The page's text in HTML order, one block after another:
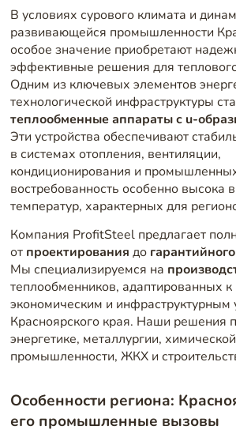
В условиях сурового климата и
развивающейся промышленности
особое значение приобретают
эффективные решения для
Одним из ключевых элементов
технологической инфраструктуры
теплообменные аппараты с u-
Эти устройства обеспечивают
в системах отопления, вентиляции,
кондиционирования и
востребованность особенно высока
температур, характерных для
Компания ProfitSteel предлагает
от проектирования до
Мы специализируемся на
теплообменников, адаптированных
экономическим и инфраструктурным
Красноярского края. Наши решения
энергетике, металлургии, химической
промышленности, ЖКХ и
Особенности региона:
его промышленные вызовы